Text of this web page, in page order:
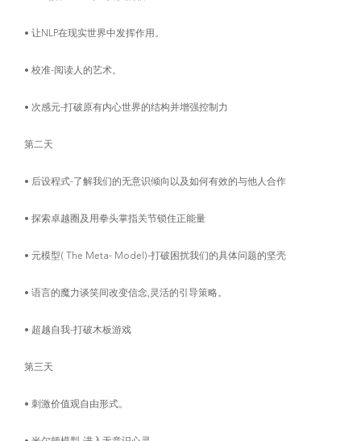
• 让NLP在现实世界中发挥作用。
• 校准-阅读人的艺术。
• 次感元-打破原有内心世界的结构并增强控制力
第二天
• 后设程式-了解我们的无意识倾向以及如何有效的与他人合作
• 探索卓越圈及用拳头掌指关节锁住正能量
• 元模型( The Meta- Model)-打破困扰我们的具体问题的坚壳
• 语言的魔力谈笑间改变信念,灵活的引导策略。
• 超越自我-打破木板游戏
第三天
• 刺激价值观自由形式。